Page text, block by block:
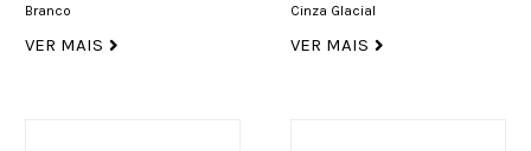
Branco
VER MAIS
Cinza Glacial
VER MAIS